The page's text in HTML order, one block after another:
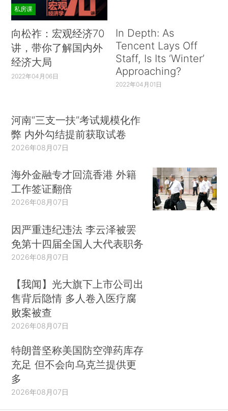
私房课
向松祚：宏观经济70
讲，带你了解国内外
经济大局
2022年04月06日
In Depth: As
Tencent Lays Off
Staff, Is Its ‘Winter’
Approaching?
2022年04月01日
河南“三支一扶”考试规模化作
弊 内外勾结提前获取试卷
2026年08月07日
海外金融专才回流香港 外籍
工作签证翻倍
2026年08月07日
因严重违纪违法 李云泽被罢
免第十四届全国人大代表职务
2026年08月07日
【我闻】光大旗下上市公司出
售背后隐情 多人卷入医疗腐
败案被查
2026年08月07日
特朗普坚称美国防空弹药库存
充足 但不会向乌克兰提供更
多
2026年08月07日